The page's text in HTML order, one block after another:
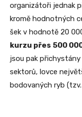
organizátoři jednak
kromě hodnotných
šek v hodnotě 20
kurzu přes 500
jsou pak
sektorů, lovce
bodovaných ryb